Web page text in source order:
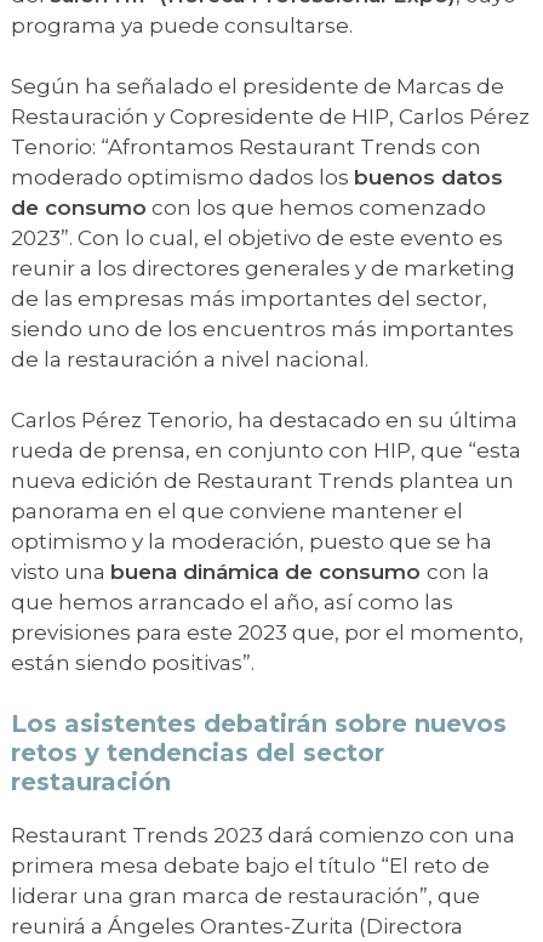
programa ya puede consultarse.
Según ha señalado el presidente de Marcas de
Restauración y Copresidente de HIP, Carlos Pérez
Tenorio: “Afrontamos Restaurant Trends con
moderado optimismo dados los buenos datos
de consumo con los que hemos comenzado
2023”. Con lo cual, el objetivo de este evento es
reunir a los directores generales y de marketing
de las empresas más importantes del sector,
siendo uno de los encuentros más importantes
de la restauración a nivel nacional.
Carlos Pérez Tenorio, ha destacado en su última
rueda de prensa, en conjunto con HIP, que “esta
nueva edición de Restaurant Trends plantea un
panorama en el que conviene mantener el
optimismo y la moderación, puesto que se ha
visto una buena dinámica de consumo con la
que hemos arrancado el año, así como las
previsiones para este 2023 que, por el momento,
están siendo positivas”.
Los asistentes debatirán sobre nuevos
retos y tendencias del sector
restauración
Restaurant Trends 2023 dará comienzo con una
primera mesa debate bajo el título “El reto de
liderar una gran marca de restauración”, que
reunirá a Ángeles Orantes-Zurita (Directora